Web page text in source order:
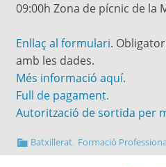
09:00h Zona de pícnic de la
Enllaç al formulari.
amb les dades.
Més informació aquí.
Full de pagament.
Autorització de sortida per
Batxillerat Formació